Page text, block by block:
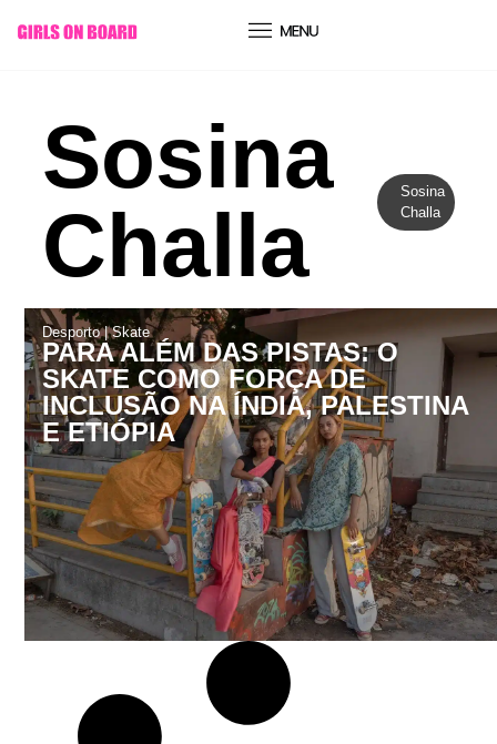
conteúdo
Sosina
Challa
Sosina
Challa
Desporto|Skate
PARA ALÉM DAS PISTAS: O
SKATE COMO FORÇA DE
INCLUSÃO NA ÍNDIA, PALESTINA
E ETIÓPI­A